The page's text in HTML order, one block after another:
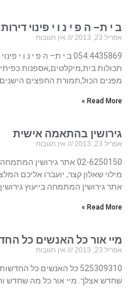
ב י ת– ה פ י נ ו י פינוי
אפריל 23, 2013 אין תגובות
054:4435869 ב י ת– ה פ י נ
תכולות בית,מיקלטים,אספנות
מפנים הכול,תמורת החפצים
Read More »
גירושין בהתאמה אישית
אפריל 23, 2013 אין תגובות
02-6250150 אתר גירושין
מילוי שאלון קצר, יועברו אליכם
אתר גירושין המתמחה בייעוץ
Read More »
מיי אור כל האנשים כל
אפריל 23, 2013 אין תגובות
525309310 כל האנשים כל
שחדש אצלך. מיי אור כל מה שחדש